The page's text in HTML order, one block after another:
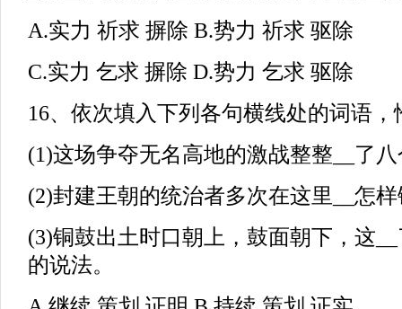
A.实力 祈求 摒除 B.势力 祈求 驱除
C.实力 乞求 摒除 D.势力 乞求 驱除
16、依次填入下列各句横线处的词语
(1)这场争夺无名高地的激战整整__了
(2)封建王朝的统治者多次在这里__怎
(3)铜鼓出土时口朝上，鼓面朝下，这
的说法。